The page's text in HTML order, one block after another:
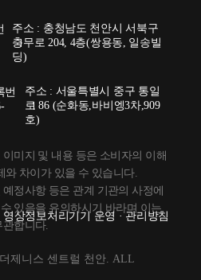
주소 : 충청남도 천안시 서북구
충무로 204, 4층(쌍용동, 일송빌
딩)
번
주소 : 서울특별시 중구 통일
로 86 (순화동,바비엥3차,909
호)
미지 및 내용 등은 소비자의 이해
와 차이가 있을 수 있습니다.
정사항 등은 관계 기관의 사정에
있음을 유의하시기 바라며 이는
합니다.
제니스 센트럴 천안. ALL
영상정보처리기기 운영 · 관리방침